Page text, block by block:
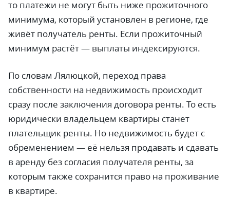
то платежи не могут быть ниже прожиточного
минимума, который установлен в регионе, где
живёт получатель ренты. Если прожиточный
минимум растёт— выплаты индексируются.
По словам Лялюцкой, переход права
собственности на недвижимость происходит
сразу после заключения договора ренты. То есть
юридически владельцем квартиры станет
плательщик ренты. Но недвижимость будет с
обременением — её нельзя продавать и сдавать
в аренду без согласия получателя ренты, за
которым также сохранится право на проживание
в квартире.